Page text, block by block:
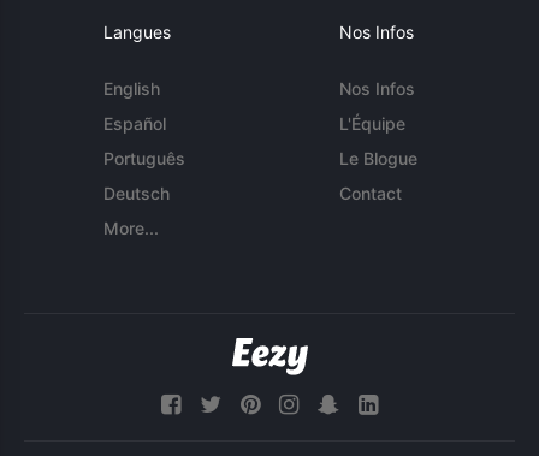
Langues
English
Español
Português
Deutsch
More...
Nos Infos
Nos Infos
L'Équipe
Le Blogue
Contact